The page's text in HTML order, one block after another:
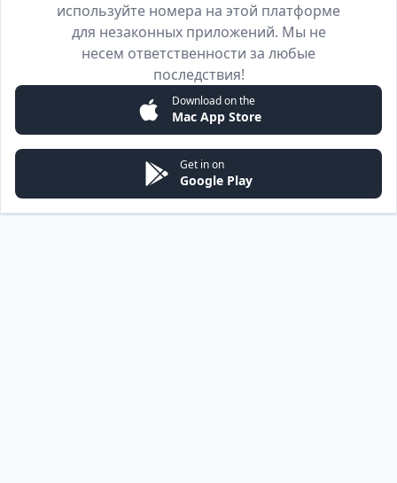
используйте номера на этой платформе
для незаконных приложений. Мы не
несем ответственности за любые
последствия!
Download on the
Mac App Store
Get in on
Google Play